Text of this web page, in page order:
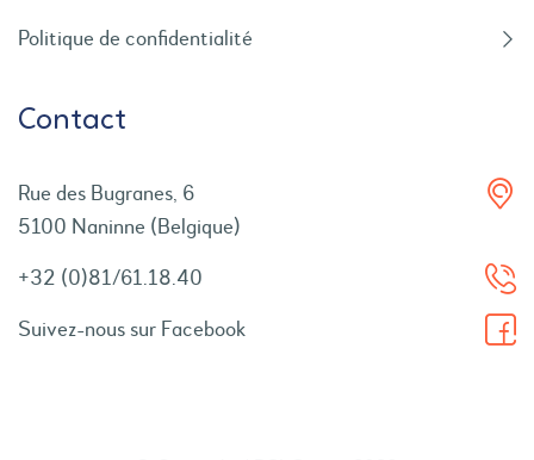
Politique de confidentialité
Contact
Rue des Bugranes, 6
5100 Naninne (Belgique)
+32 (0)81/61.18.40
Suivez-nous sur Facebook